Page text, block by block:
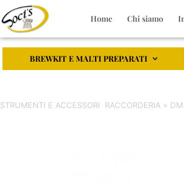
Home Chi siamo
BREWKIT E MALTI PREPARATI
STRUMENTI E ACCESSORI RACCORDERIA »